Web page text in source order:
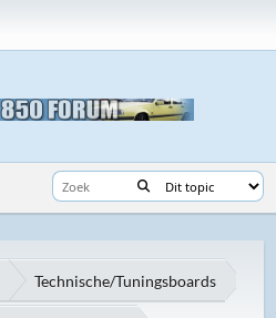
Technische/Tuningsboards